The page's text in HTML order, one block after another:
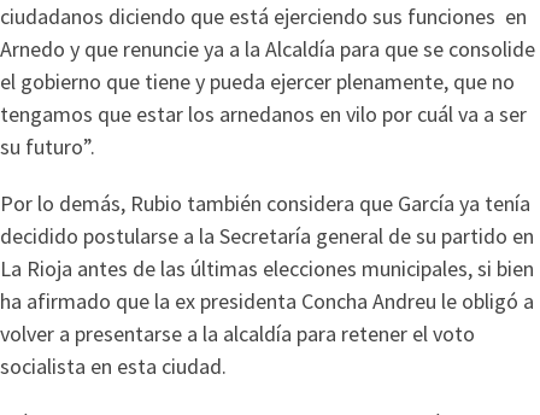
ciudadanos diciendo que está ejerciendo sus funciones en
Arnedo y que renuncie ya a la Alcaldía para que se consolide
el gobierno que tiene y pueda ejercer plenamente, que no
tengamos que estar los arnedanos en vilo por cuál va a ser
su futuro”.
Por lo demás, Rubio también considera que García ya tenía
decidido postularse a la Secretaría general de su partido en
La Rioja antes de las últimas elecciones municipales, si bien
ha afirmado que la ex presidenta Concha Andreu le obligó a
volver a presentarse a la alcaldía para retener el voto
socialista en esta ciudad.